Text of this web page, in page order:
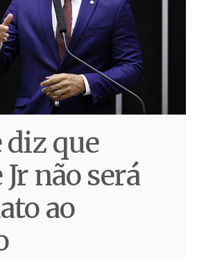
diz que
não será
ao